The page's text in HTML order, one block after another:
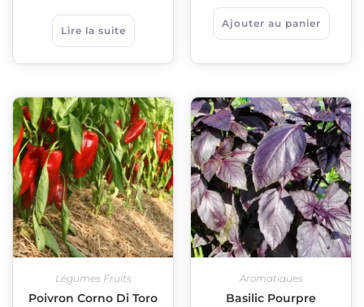
Lire la suite
Ajouter au panier
Légumes Fruits
Poivron Corno Di Toro
Aromatiques
Basilic Pourpre